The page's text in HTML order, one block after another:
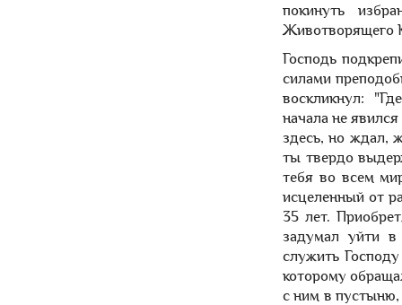
покинуть
Животворящего
Господь
силами
воскликнул:
начала не
здесь, но ждал,
ты твердо
тебя во всем
исцеленный от
35 лет.
задумал уйти
служить
которому
с ним в пустыню,